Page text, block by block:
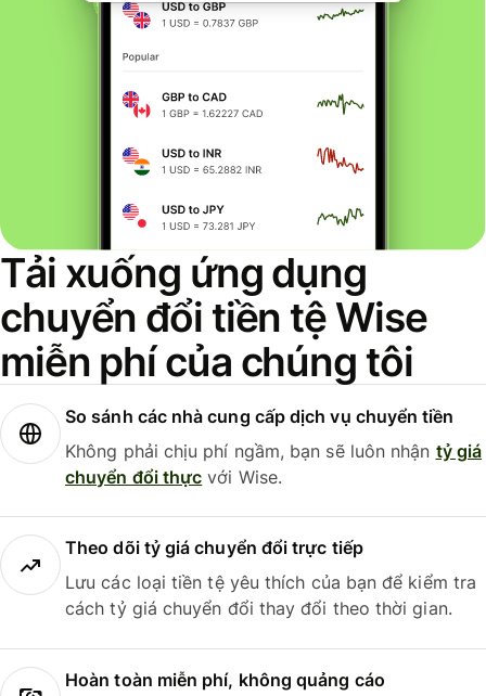
Tải xuống ứng dụng
chuyển đổi tiền tệ Wise
miễn phí của chúng tôi
So sánh các nhà cung cấp dịch vụ chuyển tiền
Không phải chịu phí ngầm, bạn sẽ luôn nhận tỷ giá
chuyển đổi thực với Wise.
Theo dõi tỷ giá chuyển đổi trực tiếp
Lưu các loại tiền tệ yêu thích của bạn để kiểm tra
cách tỷ giá chuyển đổi thay đổi theo thời gian.
Hoàn toàn miễn phí, không quảng cáo